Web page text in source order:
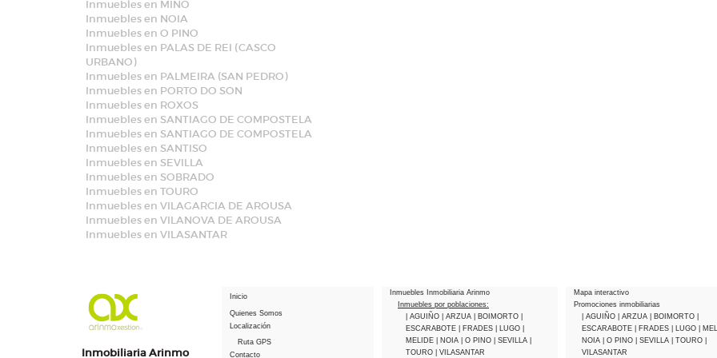
Inmuebles en MIÑO
Inmuebles en NOIA
Inmuebles en O PINO
Inmuebles en PALAS DE REI (CASCO
URBANO)
Inmuebles en PALMEIRA (SAN PEDRO)
Inmuebles en PORTO DO SON
Inmuebles en ROXOS
Inmuebles en SANTIAGO DE COMPOSTELA
Inmuebles en SANTIAGO DE COMPOSTELA
Inmuebles en SANTISO
Inmuebles en SEVILLA
Inmuebles en SOBRADO
Inmuebles en TOURO
Inmuebles en VILAGARCIA DE AROUSA
Inmuebles en VILANOVA DE AROUSA
Inmuebles en VILASANTAR
Inmobiliaria Arinmo
Inicio
Quienes Somos
Localización
Ruta GPS
Contacto
Inmuebles Inmobiliaria Arinmo
Inmuebles por poblaciones:
| AGUIÑO
| ARZUA | BOIMORTO
ESCARABOTE
| FRADES | LUGO
MELIDE
| NOIA | O PINO | SEVILLA
TOURO
| VILASANTAR
Mapa interactivo
Promociones inmobiliarias
| AGUIÑO
| ARZUA | BOIMORTO
ESCARABOTE
| FRADES | LUGO |
NOIA
| O PINO | SEVILLA | TOURO
VILASANTAR